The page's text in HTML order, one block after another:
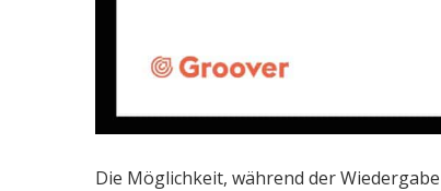
Die Möglichkeit, während der